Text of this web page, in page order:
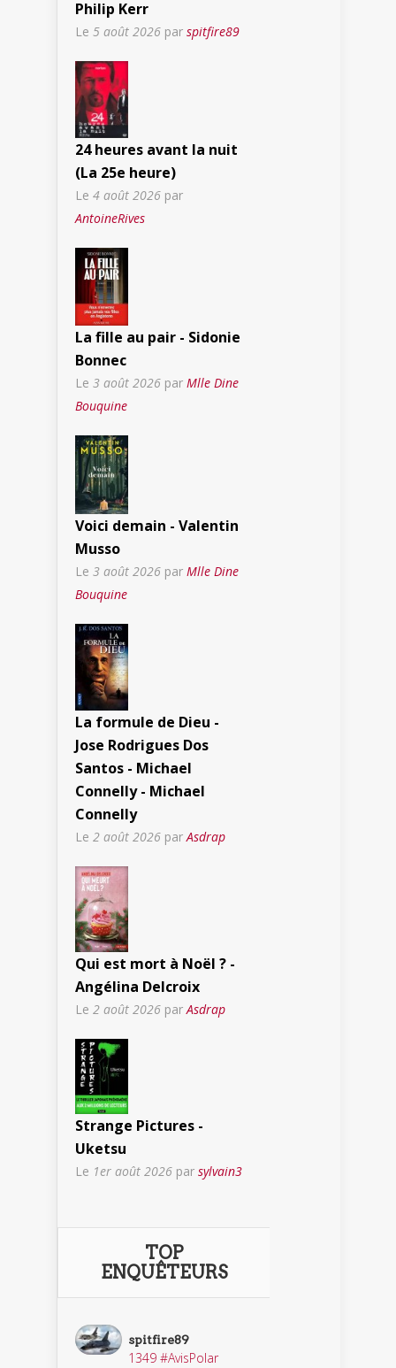
Philip Kerr
Le 5 août 2026 par spitfire89
24 heures avant la nuit
(La 25e heure)
Le 4 août 2026 par
AntoineRives
La fille au pair - Sidonie
Bonnec
Le 3 août 2026 par Mlle Dine
Bouquine
Voici demain - Valentin
Musso
Le 3 août 2026 par Mlle Dine
Bouquine
La formule de Dieu -
Jose Rodrigues Dos
Santos - Michael
Connelly - Michael
Connelly
Le 2 août 2026 parAsdrap
Qui est mort à Noël ? -
Angélina Delcroix
Le 2 août 2026 par Asdrap
Strange Pictures -
Uketsu
Le 1er août 2026 par sylvain3
TOP
ENQUÊTEURS
spitfire89
1349 #AvisPolar